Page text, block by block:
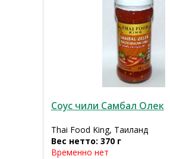
Соус чили Самбал Олек
Thai Food King, Таиланд
Вес нетто: 370 г
Временно нет